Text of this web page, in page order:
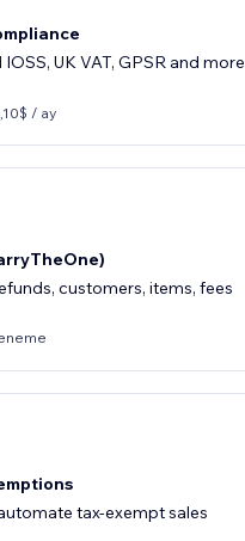
UK VAT, GPSR and more
/ ay
customers, items, fees
tax-exempt sales